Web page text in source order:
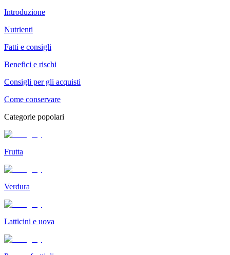
Introduzione
Nutrienti
Fatti e consigli
Benefici e rischi
Consigli per gli acquisti
Come conservare
Categorie popolari
Frutta
Verdura
Latticini e uova